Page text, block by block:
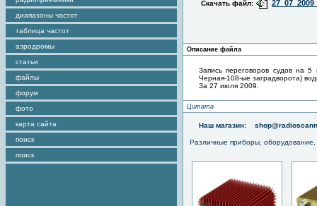
диапазоны частот
таблица частот
аэродромы
статьи
файлы
форум
фото
карта сайта
поиск
поиск
Скачать файл:
Описание файла
Запись переговоров судов на
Черная-108-ые заградворота)
За 27 июля 2009.
Цитата
Наш магазин:
Различные приборы,